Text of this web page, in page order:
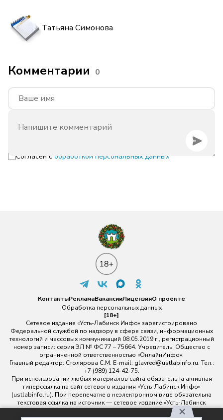
Татьяна Симонова
Комментарии 0
Согласен с обработкой персональных данных
КонтактыРекламаВакансииЛицензияО проекте
Обработка персональных данных
[18+]
Сетевое издание «Усть-Лабинск Инфо» зарегистрировано
Федеральной службой по надзору в сфере связи, информационных
технологий и массовых коммуникаций 08.05.2019 г., регистрационный
номер записи: серия ЭЛ № ФС 77 – 75664. Учредитель: Общество с
ограниченной ответственностью «ОнлайнИнфо».
Главный редактор: Столярова С.М. E-mail: glavred@ustlabinfo.ru. Тел.:
+7 (989) 124-42-75.
При использовании любых материалов сайта обязательна активная
гиперссылка на сайт сетевого издания «Усть-Лабинск Инфо»
(ustlabinfo.ru). При перепечатке в неэлектронном виде обязательна
текстовая ссылка на источник — сетевое издание «Усть-Лабинск
инфо».
Использование фото- и видеоматериалов без письменного